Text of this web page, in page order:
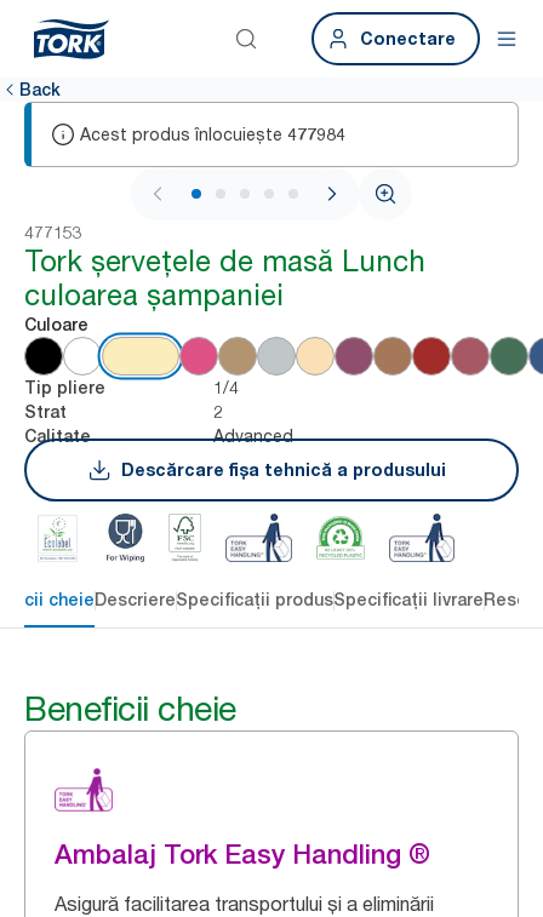
Conectare
Back
Acest produs înlocuiește 477984
1 / 6
477153
Tork șervețele de masă Lunch
culoarea șampaniei
Culoare
Tip pliere 1/4
Strat 2
Calitate
Advanced
Descărcare fișa tehnică a produsului
cheieDescriereSpecificații produsSpecificații livrare
Beneficii cheie
Ambalaj Tork Easy Handling ®
Asigură facilitarea transportului și a eliminării